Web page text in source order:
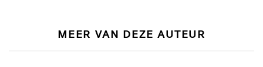
MEER VAN DEZE AUTEUR